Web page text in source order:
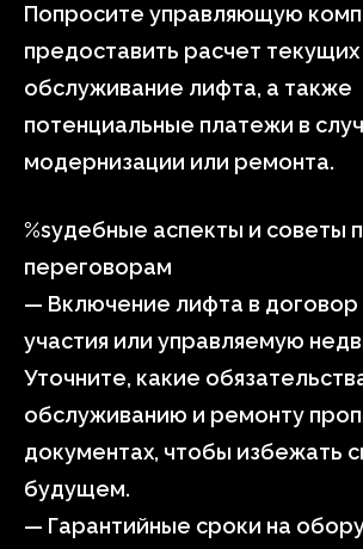
Попросите управляющую
предоставить расчет
обслуживание лифта, а также
потенциальные платежи в
модернизации или ремонта.
%sудебные аспекты и советы
переговорам
— Включение лифта в договор
участия или управляемую
Уточните, какие
обслуживанию и ремонту
документах, чтобы избежать
будущем.
— Гарантийные сроки на